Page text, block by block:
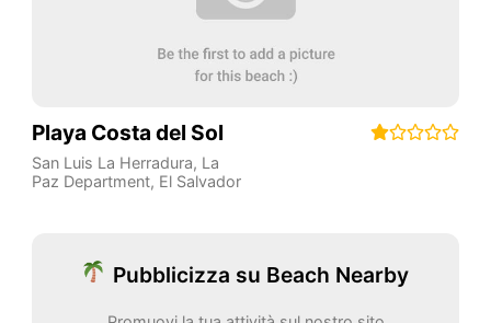
Playa Costa del Sol
San Luis La Herradura, La
Paz Department, El Salvador
Pubblicizza su Beach Nearby